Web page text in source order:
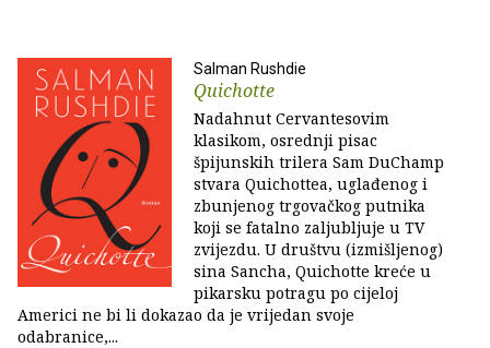
Salman Rushdie
Quichotte
Nadahnut Cervantesovim
klasikom, osrednji pisac
špijunskih trilera Sam DuChamp
stvara Quichottea, uglađenog i
zbunjenog trgovačkog putnika
koji se fatalno zaljubljuje u TV
zvijezdu. U društvu (izmišljenog)
sina Sancha, Quichotte kreće u
pikarsku potragu po cijeloj
Americi ne bi li dokazao da je vrijedan svoje
odabranice,...